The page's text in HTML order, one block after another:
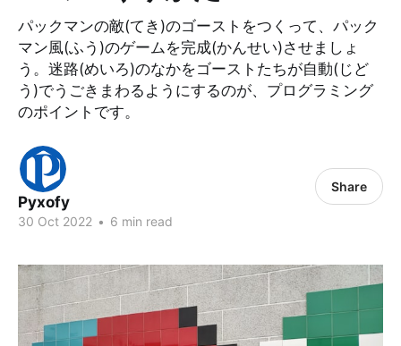
パックマンの敵(てき)のゴーストをつくって、パック
マン風(ふう)のゲームを完成(かんせい)させましょ
う。迷路(めいろ)のなかをゴーストたちが自動(じど
う)でうごきまわるようにするのが、プログラミング
のポイントです。
Pyxofy
30 Oct 2022 • 6 min read
Share